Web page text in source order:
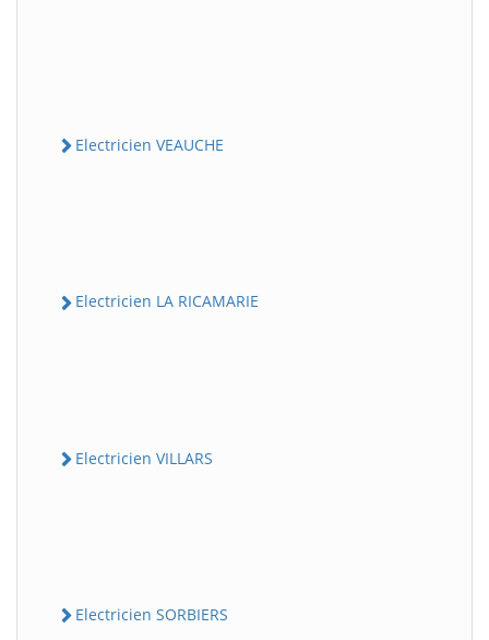
Electricien VEAUCHE
Electricien LA RICAMARIE
Electricien VILLARS
Electricien SORBIERS